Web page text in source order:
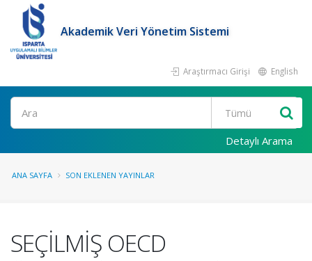
Akademik Veri Yönetim Sistemi
Araştırmacı Girişi English
Ara
Detaylı Arama
ANA SAYFA SON EKLENEN YAYINLAR
SEÇİLMİŞ OECD